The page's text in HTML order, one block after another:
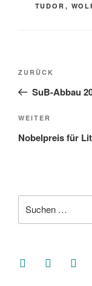
TUDOR ,
Vorheriger
Beitrag
ZURÜCK
SuB-Abbau
Nächster
Beitrag
WEITER
Nobelpreis für
nach:
facebooksoundcloud
twitter